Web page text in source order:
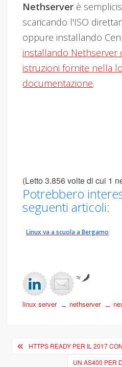
Nethserver è
scaricando l'ISO
oppure installando
installando Nethserver
istruzioni fornite nella
documentazione.
(Letto 3.856 volte di cui 1
Potrebbero
seguenti articoli:
Linux va a scuola a Bergamo
by
linux server nethserver
Navigazione
HTTPS READY PER IL 2017
UN AS400 PER